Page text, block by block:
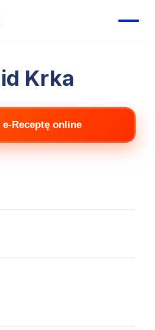
Krka
e-Receptę online